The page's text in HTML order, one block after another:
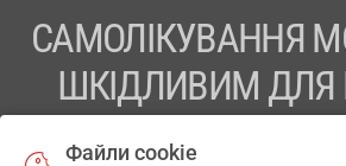
САМОЛІКУВАННЯ
ШКІДЛИВИМ ДЛЯ
Файли cookie